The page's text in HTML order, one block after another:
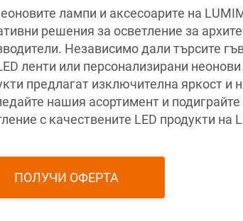
лампи и аксесоарите на
решения за осветление за
Независимо дали търсите
ленти или персонализирани
предлагат изключителна яркост и
нашия асортимент и
с качествените LED продукти на
ПОЛУЧИ ОФЕРТА